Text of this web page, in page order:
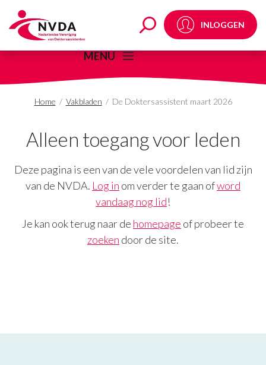
De Doktersassistent
INLOGGEN
MENU
Home / Vakbladen / De Doktersassistent maart 2026
Alleen toegang voor leden
Deze pagina is een van de vele voordelen van lid zijn
van de NVDA. Log in om verder te gaan ofword
vandaag nog lid!
Je kan ook terug naar de homepage of probeer te
zoeken door de site.